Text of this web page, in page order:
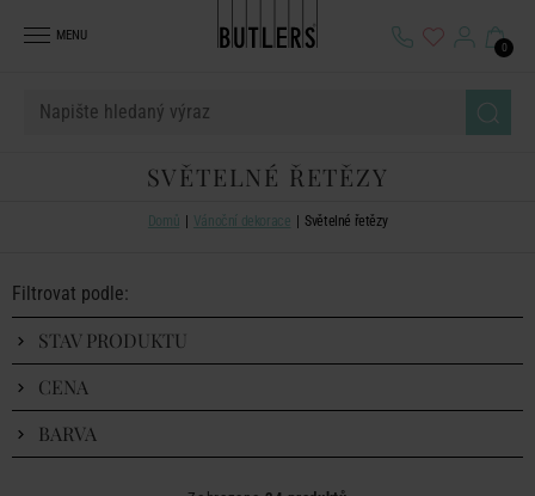
MENU
0
SVĚTELNÉ ŘETĚZY
Domů Vánoční dekorace Světelné řetězy
Filtrovat podle:
STAV PRODUKTU
CENA
BARVA